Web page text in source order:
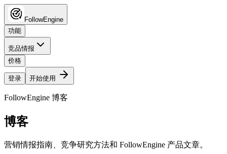
FollowEngine
功能
竞品情报
价格
登录 开始使用
FollowEngine 博客
博客
营销情报指南、竞争研究方法和 FollowEngine 产品文章。